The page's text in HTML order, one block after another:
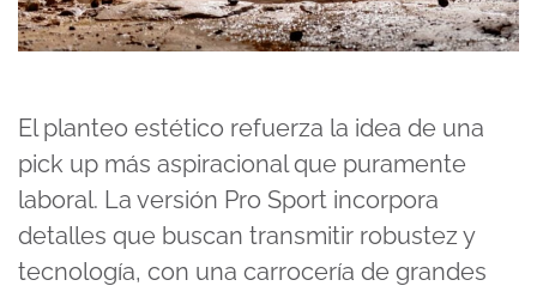
El planteo estético refuerza la idea de una
pick up más aspiracional que puramente
laboral. La versión Pro Sport incorpora
detalles que buscan transmitir robustez y
tecnología, con una carrocería de grandes